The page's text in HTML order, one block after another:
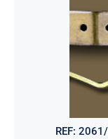
REF: